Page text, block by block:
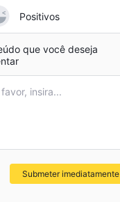
Positivos
que você deseja
insira...
Submeter imediatamente